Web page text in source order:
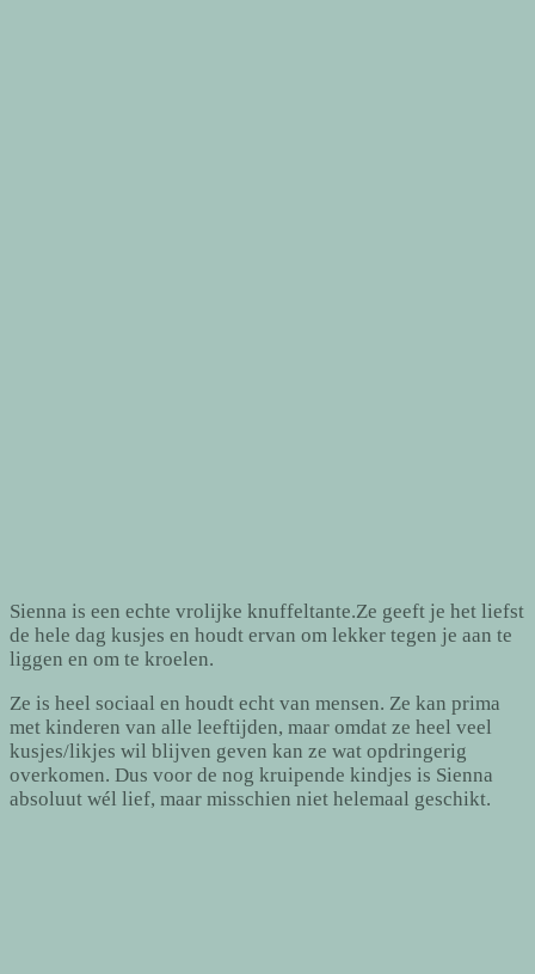
Sienna is een echte vrolijke knuffeltante.Ze geeft je het liefst
de hele dag kusjes en houdt ervan om lekker tegen je aan te
liggen en om te kroelen.
Ze is heel sociaal en houdt echt van mensen. Ze kan prima
met kinderen van alle leeftijden, maar omdat ze heel veel
kusjes/likjes wil blijven geven kan ze wat opdringerig
overkomen. Dus voor de nog kruipende kindjes is Sienna
absoluut wél lief, maar misschien niet helemaal geschikt.